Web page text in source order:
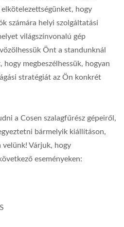
hogy
számára helyi szolgáltatási
világszínvonalú gép
Önt a standunknál
megbeszélhessük, hogyan
stratégiát az Ön konkrét
a Cosen szalagfűrész gépeiről,
bármelyik kiállításon,
velünk! Várjuk, hogy
eseményeken: